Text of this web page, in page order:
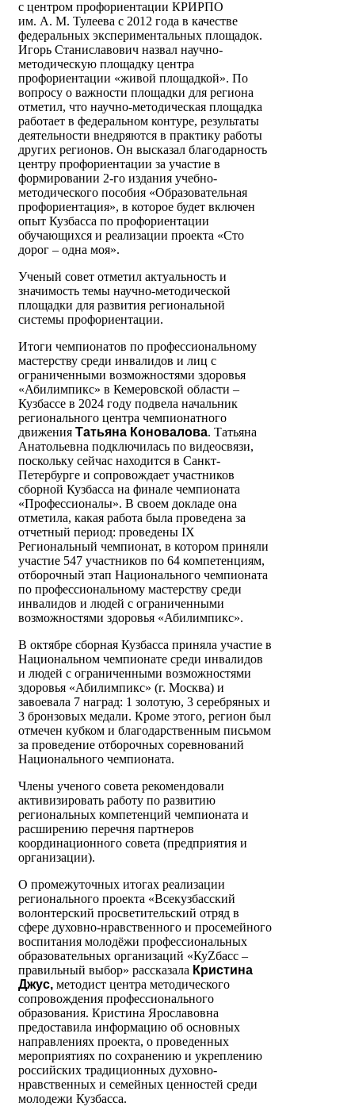
с центром профориентации КРИРПО
им. А. М. Тулеева с 2012 года в качестве
федеральных экспериментальных площадок.
Игорь Станиславович назвал научно-
методическую площадку центра
профориентации «живой площадкой». По
вопросу о важности площадки для региона
отметил, что научно-методическая площадка
работает в федеральном контуре, результаты
деятельности внедряются в практику работы
других регионов. Он высказал благодарность
центру профориентации за участие в
формировании 2-го издания учебно-
методического пособия «Образовательная
профориентация», в которое будет включен
опыт Кузбасса по профориентации
обучающихся и реализации проекта «Сто
дорог – одна моя».
Ученый совет отметил актуальность и
значимость темы научно-методической
площадки для развития региональной
системы профориентации.
Итоги чемпионатов по профессиональному
мастерству среди инвалидов и лиц с
ограниченными возможностями здоровья
«Абилимпикс» в Кемеровской области –
Кузбассе в 2024 году подвела начальник
регионального центра чемпионатного
движения Татьяна Коновалова. Татьяна
Анатольевна подключилась по видеосвязи,
поскольку сейчас находится в Санкт-
Петербурге и сопровождает участников
сборной Кузбасса на финале чемпионата
«Профессионалы». В своем докладе она
отметила, какая работа была проведена за
отчетный период: проведены IX
Региональный чемпионат, в котором приняли
участие 547 участников по 64 компетенциям,
отборочный этап Национального чемпионата
по профессиональному мастерству среди
инвалидов и людей с ограниченными
возможностями здоровья «Абилимпикс».
В октябре сборная Кузбасса приняла участие в
Национальном чемпионате среди инвалидов
и людей с ограниченными возможностями
здоровья «Абилимпикс» (г. Москва) и
завоевала 7 наград: 1 золотую, 3 серебряных и
3 бронзовых медали. Кроме этого, регион был
отмечен кубком и благодарственным письмом
за проведение отборочных соревнований
Национального чемпионата.
Члены ученого совета рекомендовали
активизировать работу по развитию
региональных компетенций чемпионата и
расширению перечня партнеров
координационного совета (предприятия и
организации).
О промежуточных итогах реализации
регионального проекта «Всекузбасский
волонтерский просветительский отряд в
сфере духовно-нравственного и просемейного
воспитания молодёжи профессиональных
образовательных организаций «КуZбасс –
правильный выбор» рассказала Кристина
Джус, методист центра методического
сопровождения профессионального
образования. Кристина Ярославовна
предоставила информацию об основных
направлениях проекта, о проведенных
мероприятиях по сохранению и укреплению
российских традиционных духовно-
нравственных и семейных ценностей среди
молодежи Кузбасса.